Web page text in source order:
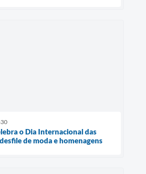
o Dia Internacional das
de moda e homenagens